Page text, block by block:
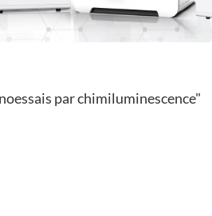
par chimiluminescence"